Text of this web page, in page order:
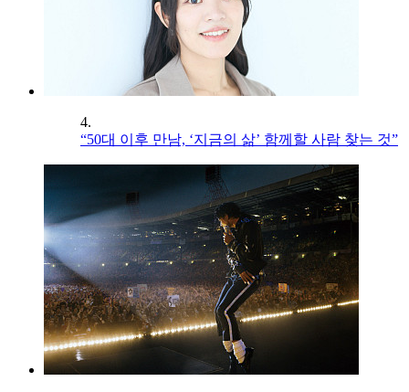
4.
“50대 이후 만남, ‘지금의 삶’ 함께할 사람 찾는 것”